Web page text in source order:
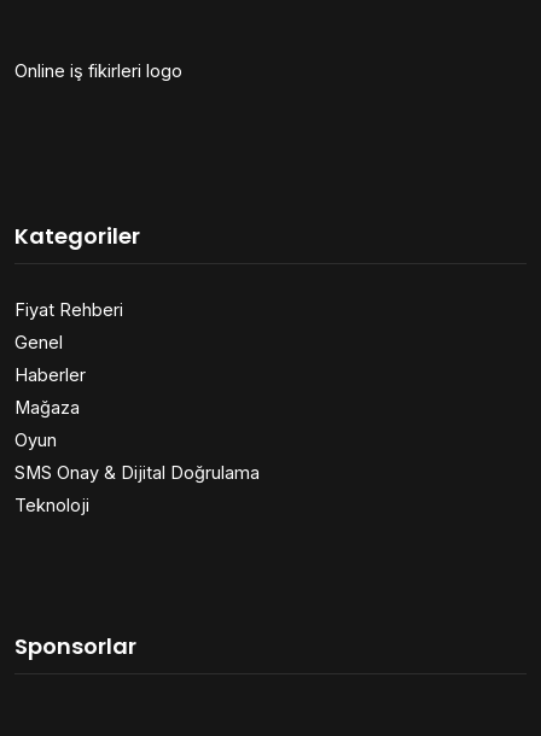
Online iş fikirleri logo
Kategoriler
Fiyat Rehberi
Genel
Haberler
Mağaza
Oyun
SMS Onay & Dijital Doğrulama
Teknoloji
Sponsorlar